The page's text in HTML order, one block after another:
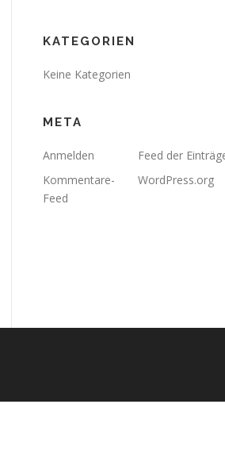
KATEGORIEN
Keine Kategorien
META
Anmelden
Feed der
Kommentare-
Feed
WordPress.org